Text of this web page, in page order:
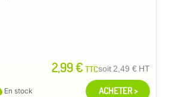
2,99 € TTCsoit2,49 € HT
En stock ACHETER >